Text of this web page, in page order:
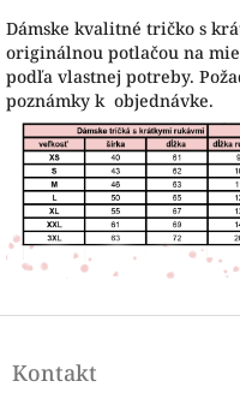
Dámske kvalitné tričko s
originálnou potlačou na
podľa vlastnej potreby.
poznámky k objednávke.
pKontakt